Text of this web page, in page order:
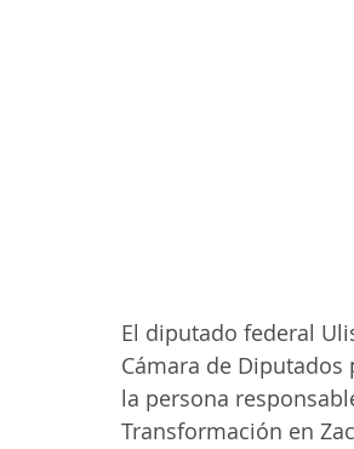
El diputado federal
Cámara de
la persona
Transformación en